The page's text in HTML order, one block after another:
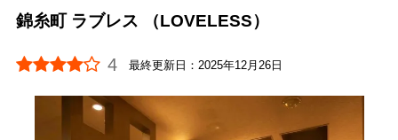
錦糸町 ラブレス （LOVELESS）
4 最終更新日：2025年12月26日